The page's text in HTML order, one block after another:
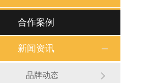
合作案例
新闻资讯
品牌动态